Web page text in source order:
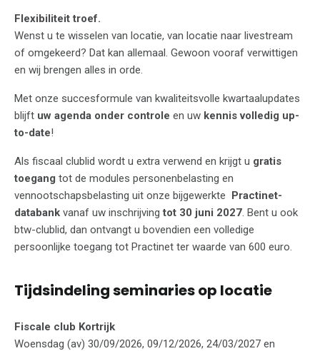
Flexibiliteit troef.
Wenst u te wisselen van locatie, van locatie naar livestream
of omgekeerd? Dat kan allemaal. Gewoon vooraf verwittigen
en wij brengen alles in orde.
Met onze succesformule van kwaliteitsvolle kwartaalupdates
blijft uw agenda onder controle en uw kennis volledig up-
to-date!
Als fiscaal clublid wordt u extra verwend en krijgt u gratis
toegang tot de modules personenbelasting en
vennootschapsbelasting uit onze bijgewerkte Practinet-
databank vanaf uw inschrijvingtot 30 juni 2027. Bent u ook
btw-clublid, dan ontvangt u bovendien een volledige
persoonlijke toegang tot Practinet ter waarde van 600 euro.
Tijdsindeling seminaries op locatie
Fiscale club Kortrijk
Woensdag (av) 30/09/2026, 09/12/2026, 24/03/2027 en